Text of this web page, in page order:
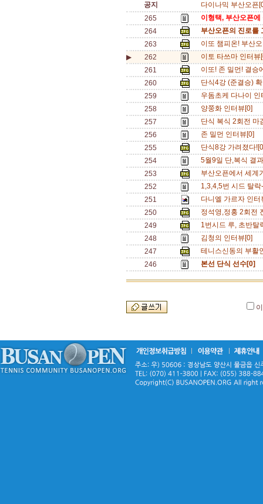
공지
다이나믹 부산오픈
265
이형택, 부산오픈
264
부산오픈의 진로
263
이또 챔피온! 부산
▶
262
이토 타쓰마 인터뷰
261
이또! 존 밀먼! 결
260
단식4강 (준결승)
259
우돔초케 다나이
258
양쭝화 인터뷰[0]
257
단식 복식 2회전
256
존 밀먼 인터뷰[0]
255
단식8강 가려졌다
254
5월9일 단,복식 결
253
부산오픈에서 세
252
1,3,4,5번 시드 탈
251
다니엘 가르자 인
250
정석영,정홍 2회전
249
1번시드 루, 초반
248
김청의 인터뷰[0]
247
테니스신동의 부활
246
본선 단식 선수[0]